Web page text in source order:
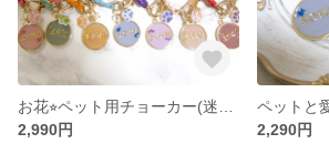
2,990円
2,290円